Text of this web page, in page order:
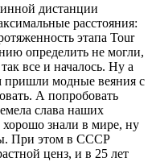
дистанции
расстояния:
этапа Tour
определить не могли,
все и началось. Ну а
пришли модные веяния с
А попробовать
слава наших
знали в мире, ну
При этом в СССР
ценз, и в 25 лет